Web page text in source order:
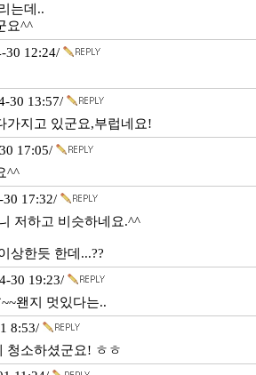
는데..
요^^
30 12:24/
30 13:57/
가지고 있군요,부럽네요!
17:05/
^^
30 17:32/
저하고 비슷하네요.^^
상한듯 한데...??
30 19:23/
왠지 멋있다는..
8:53/
청소하셨군요! ㅎㅎ